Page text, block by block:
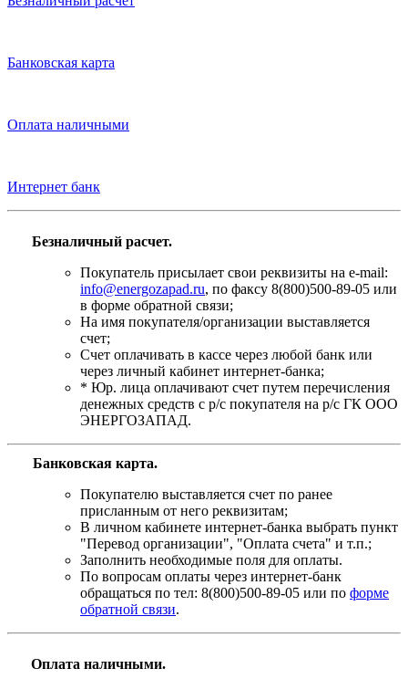
Банковская карта
Оплата наличными
Интернет банк
Безналичный расчет.
Покупатель присылает свои реквизиты на e-mail:
info@energozapad.ru, по факсу 8(800)500-89-05 или
в форме обратной связи;
На имя покупателя/организации выставляется
счет;
Счет оплачивать в кассе через любой банк или
через личный кабинет интернет-банка;
* Юр. лица оплачивают счет путем перечисления
денежных средств с р/с покупателя на р/с ГК ООО
ЭНЕРГОЗАПАД.
Банковская карта.
Покупателю выставляется счет по ранее
присланным от него реквизитам;
В личном кабинете интернет-банка выбрать пункт
"Перевод организации", "Оплата счета" и т.п.;
Заполнить необходимые поля для оплаты.
По вопросам оплаты через интернет-банк
обращаться по тел: 8(800)500-89-05 или по форме
обратной связи.
Оплата наличными.